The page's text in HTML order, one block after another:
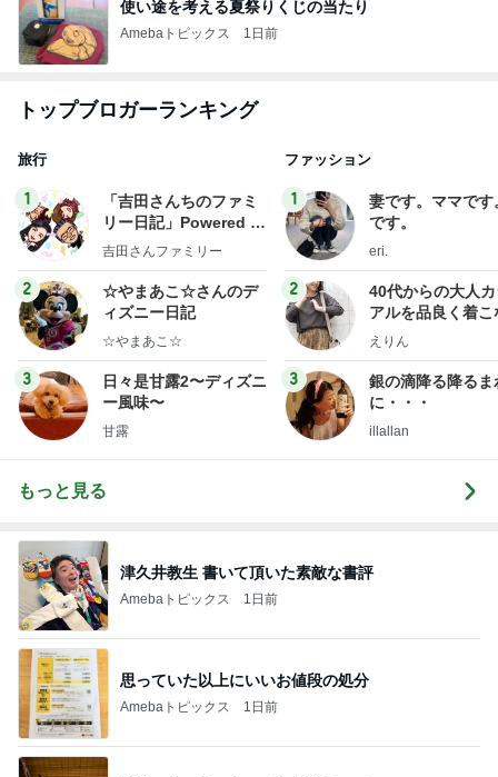
使い途を考える夏祭りくじの当たり
Amebaトピックス 1日前
トップブロガーランキング
旅行
1
「吉田さんちのファミ
リー日記」Powered b
y Ameba 吉田さんファ
ログ
吉田さんファミリー
2
☆やまあこ☆さんのデ
ィズニー日記
☆やまあこ☆
3
日々是甘露2〜ディズニ
ー風味〜
甘露
ファッション
1
妻です。ママです
です。
eri.
2
40代からの大人
アルを品良く着こ
ファッションブロ
えりん
3
銀の滴降る降るま
に・・・
illallan
もっと見る
津久井教生 書いて頂いた素敵な書評
Amebaトピックス 1日前
思っていた以上にいいお値段の処分
Amebaトピックス 1日前